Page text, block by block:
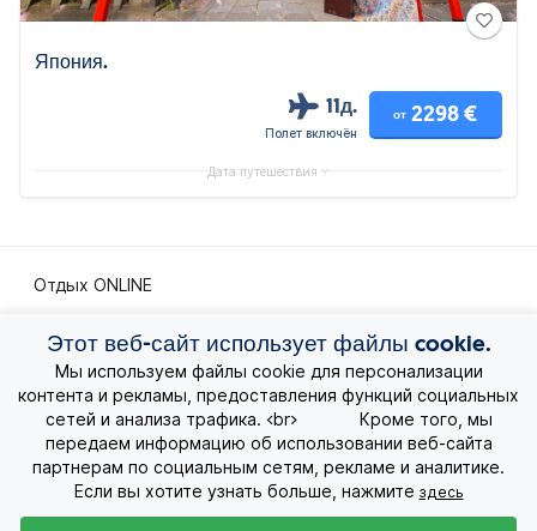
Япония.
11д.
Полет включён
от 2298 €
Дата путешествия
Отдых ONLINE
Экскурсионные путешествия
Экзотические путешествия
Лучшие предложения
Круизы
Этот веб-сайт использует файлы cookie.
Мы используем файлы cookie для персонализации
контента и рекламы, предоставления функций социальных
сетей и анализа трафика. <br> Кроме того, мы
передаем информацию об использовании веб-сайта
партнерам по социальным сетям, рекламе и аналитике.
Если вы хотите узнать больше, нажмите здесь